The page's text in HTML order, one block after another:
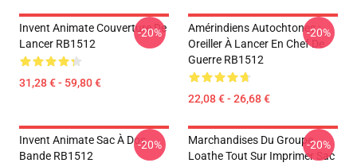
Invent Animate Couverture De
Lancer RB1512
31,28 € - 59,80 €
-20%
Amérindiens Autochtones :
Oreiller À Lancer En Chef De
Guerre RB1512
22,08 € - 26,68 €
-20%
Invent Animate Sac À Dos
Bande RB1512
-20%
Marchandises Du Groupe
Loathe Tout Sur Imprimer Sac
-20%